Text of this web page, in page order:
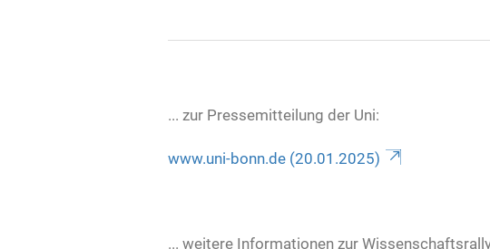
... zur Pressemitteilung der Uni:
www.uni-bonn.de (20.01.2025)
... weitere Informationen zur